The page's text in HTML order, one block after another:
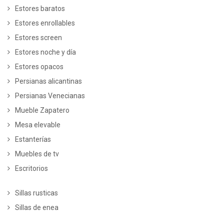
Estores baratos
Estores enrollables
Estores screen
Estores noche y día
Estores opacos
Persianas alicantinas
Persianas Venecianas
Mueble Zapatero
Mesa elevable
Estanterías
Muebles de tv
Escritorios
Sillas rusticas
Sillas de enea